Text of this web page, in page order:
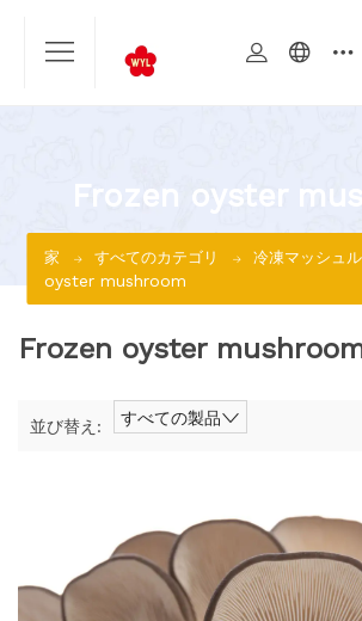
Frozen oyster
家 すべてのカテゴリ 冷凍マッシュ
oyster mushroom
Frozen oyster
並び替え: すべての製品